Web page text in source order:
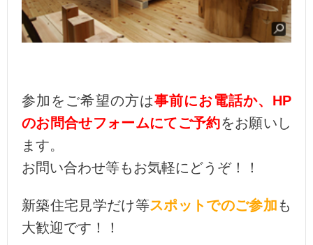
参加をご希望の方は事前にお電話か、HP
のお問合せフォームにてご予約をお願いし
ます。
お問い合わせ等もお気軽にどうぞ！！
新築住宅見学だけ等スポットでのご参加も
大歓迎です！！